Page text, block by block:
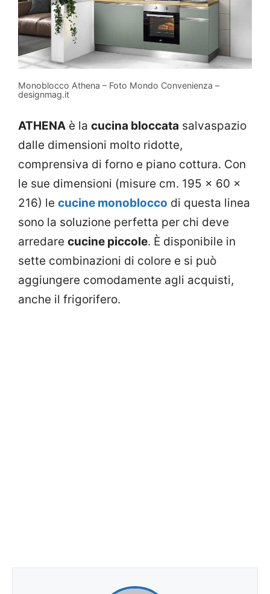
Monoblocco Athena – Foto Mondo Convenienza –
designmag.it
ATHENA è la cucina bloccata salvaspazio
dalle dimensioni molto ridotte,
comprensiva di forno e piano cottura. Con
le sue dimensioni (misure cm. 195 x 60 x
216) le cucine monoblocco di questa linea
sono la soluzione perfetta per chi deve
arredare cucine piccole. È disponibile in
sette combinazioni di colore e si può
aggiungere comodamente agli acquisti,
anche il frigorifero.